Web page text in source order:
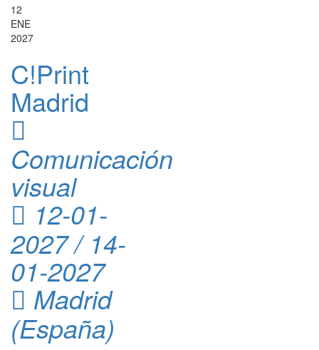
12
ENE
2027
C!Print
Madrid
Comunicación
visual
12-01-
2027 / 14-
01-2027
Madrid
(España)